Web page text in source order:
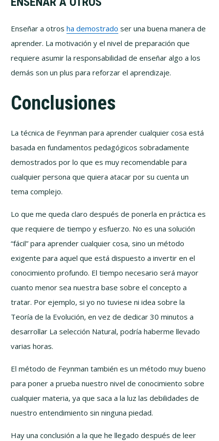
Enseñar a otrosha demostrado ser una buena manera de
aprender. La motivación y el nivel de preparación que
requiere asumir la responsabilidad de enseñar algo a los
demás son un plus para reforzar el aprendizaje.
Conclusiones
La técnica de Feynman para aprender cualquier cosa está
basada en fundamentos pedagógicos sobradamente
demostrados por lo que es muy recomendable para
cualquier persona que quiera atacar por su cuenta un
tema complejo.
Lo que me queda claro después de ponerla en práctica es
que requiere de tiempo y esfuerzo. No es una solución
“fácil” para aprender cualquier cosa, sino un método
exigente para aquel que está dispuesto a invertir en el
conocimiento profundo. El tiempo necesario será mayor
cuanto menor sea nuestra base sobre el concepto a
tratar. Por ejemplo, si yo no tuviese ni idea sobre la
Teoría de la Evolución, en vez de dedicar 30 minutos a
desarrollar La selección Natural, podría haberme llevado
varias horas.
El método de Feynman también es un método muy bueno
para poner a prueba nuestro nivel de conocimiento sobre
cualquier materia, ya que saca a la luz las debilidades de
nuestro entendimiento sin ninguna piedad.
Hay una conclusión a la que he llegado después de leer